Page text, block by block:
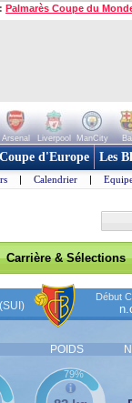
Palmarès Coupe du
Arsenal Liverpool ManCity
Coupe d'Europe Les
| Calendrier |
Carrière & Sélections
(SUI)
Début
POIDS
79%